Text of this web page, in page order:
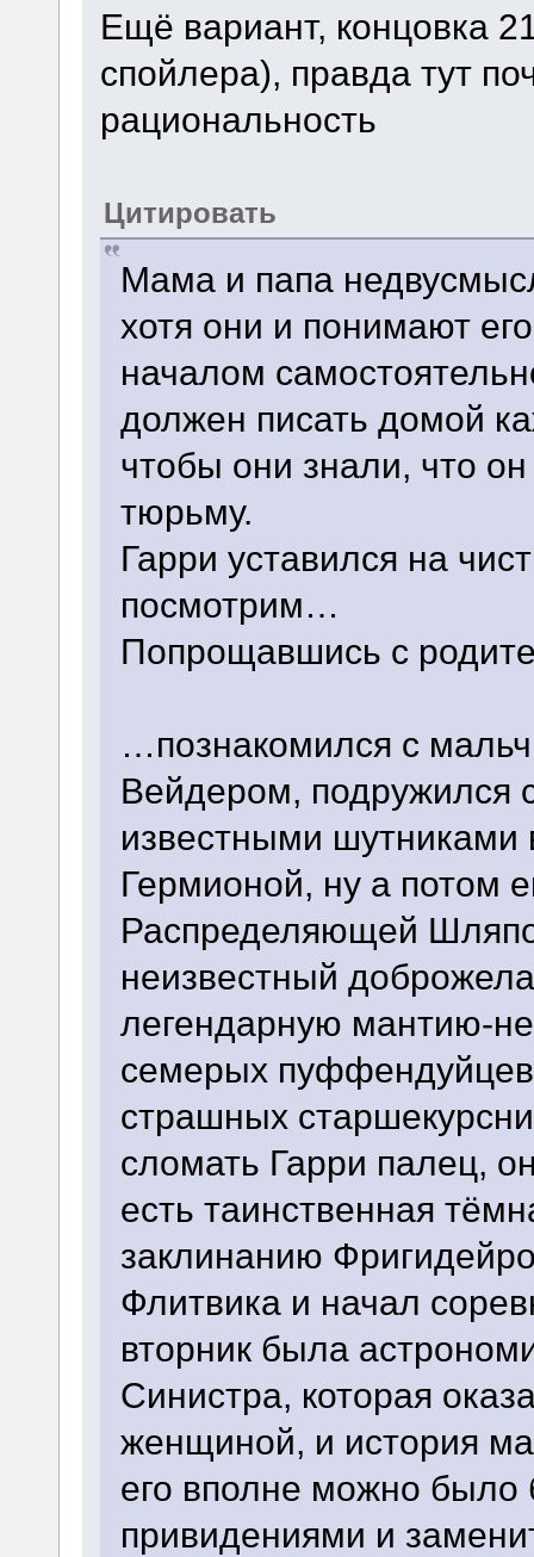
Ещё вариант, концовка
спойлера), правда тут
рациональность
Цитировать
Мама и папа
хотя они и понимают
началом
должен писать домой
чтобы они знали, что
тюрьму.
Гарри уставился на
посмотрим…
Попрощавшись с
…познакомился с
Вейдером, подружился
известными шутниками
Гермионой, ну а потом
Распределяющей
неизвестный
легендарную мантию-
семерых
страшных
сломать Гарри палец,
есть таинственная
заклинанию
Флитвика и начал
вторник была
Синистра, которая
женщиной, и история
его вполне можно было
привидениями и